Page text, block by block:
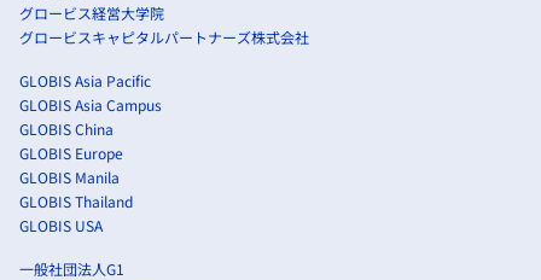
グロービス経営大学院
グロービスキャピタルパートナーズ株式会社
GLOBIS Asia Pacific
GLOBIS Asia Campus
GLOBIS China
GLOBIS Europe
GLOBIS Manila
GLOBIS Thailand
GLOBIS USA
一般社団法人G1